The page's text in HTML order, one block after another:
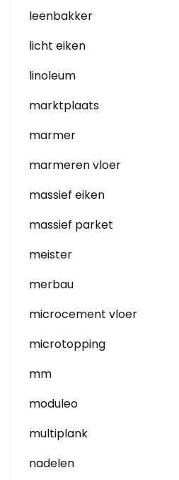
leenbakker
licht eiken
linoleum
marktplaats
marmer
marmeren vloer
massief eiken
massief parket
meister
merbau
microcement vloer
microtopping
mm
moduleo
multiplank
nadelen